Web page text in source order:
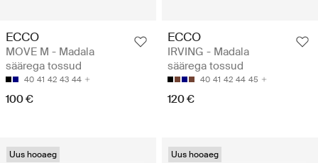
ECCO
MOVE M - Madala
säärega tossud
40 41 42 43 44
100 €
ECCO
IRVING - Madala
säärega tossud
40 41 42 44 45
120 €
Uus hooaeg Uus hooaeg